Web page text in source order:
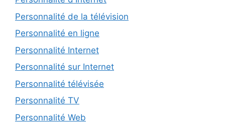
Personnalité de la télévision
Personnalité en ligne
Personnalité Internet
Personnalité sur Internet
Personnalité télévisée
Personnalité TV
Personnalité Web